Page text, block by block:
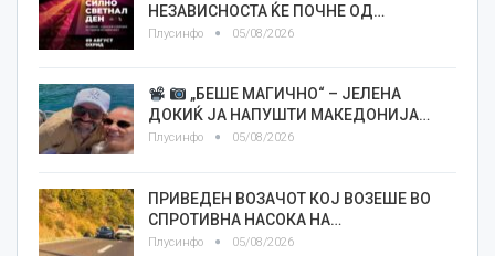
НЕЗАВИСНОСТА ЌЕ ПОЧНЕ ОД…
Плусинфо 05/08/2026
„БЕШЕ МАГИЧНО“ – ЈЕЛЕНА
ДОКИЌ ЈА НАПУШТИ МАКЕДОНИЈА…
Плусинфо 05/08/2026
ПРИВЕДЕН ВОЗАЧОТ КОЈ ВОЗЕШЕ ВО
СПРОТИВНА НАСОКА НА…
Плусинфо 05/08/2026